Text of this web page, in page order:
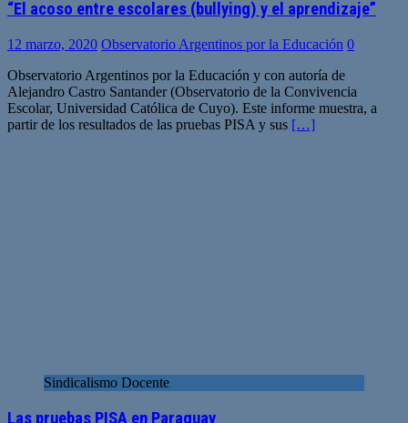
“El acoso entre escolares (bullying) y el aprendizaje”
12 marzo, 2020 Observatorio Argentinos por la Educación 0
Observatorio Argentinos por la Educación y con autoría de
Alejandro Castro Santander (Observatorio de la Convivencia
Escolar, Universidad Católica de Cuyo). Este informe muestra, a
partir de los resultados de las pruebas PISA y sus […]
Sindicalismo Docente
Las pruebas PISA en Paraguay